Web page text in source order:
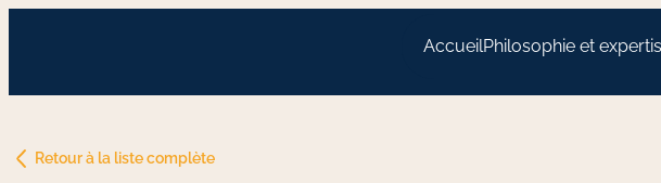
AccueilPhilosophie et
Retour à la liste complète